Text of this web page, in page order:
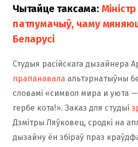
Чытайце таксама:
патлумачыў, чаму
Беларусі
Студыя расійскага дызайнера
прапанавала альтэрнатыўны
словамі «символ мира и уюта
гербе кота!». Заказ для студыі
Дзмітры Ляўковец, сродкі на
дызайну ён збіраў праз